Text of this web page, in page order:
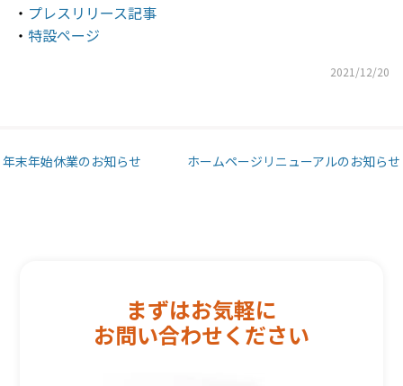
・ プレスリリース記事
・ 特設ページ
2021/12/20
Post navigation
年末年始休業のお知らせ ホームページリニューアルのお知らせ
まずはお気軽に
お問い合わせください